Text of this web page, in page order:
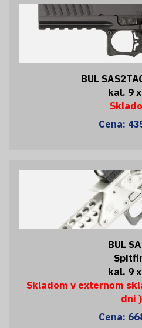
BUL
kal. 9
Cena:
BUL
kal. 9
Skladom v externom
dni )
Cena: